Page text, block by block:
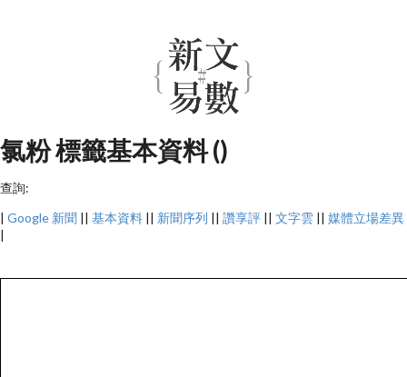
氯粉 標籤基本資料 ()
查詢:
| Google 新聞 || 基本資料 || 新聞序列 || 讚享評 || 文字雲 || 媒體立場差異
|